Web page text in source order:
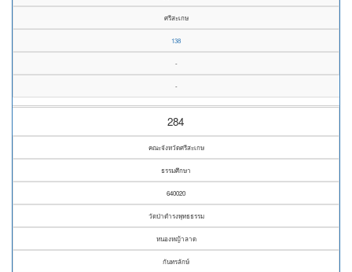
ศรีสะเกษ
138
-
-
284
คณะจังหวัดศรีสะเกษ
ธรรมศึกษา
640020
วัดป่าดำรงพุทธธรรม
หนองหญ้าลาด
กันทรลักษ์